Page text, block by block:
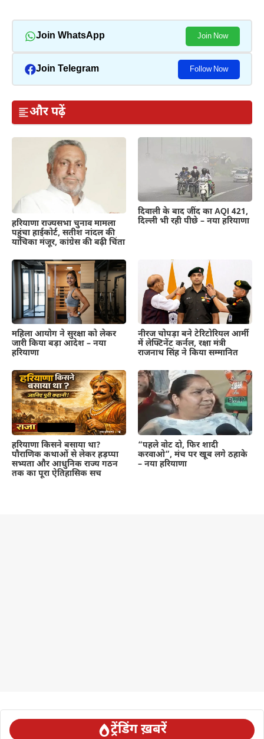
Join WhatsApp Join Now
Join Telegram Follow Now
और पढ़ें
हरियाणा राज्यसभा चुनाव मामला
पहुंचा हाईकोर्ट, सतीश नांदल की
याचिका मंजूर, कांग्रेस की बढ़ी चिंता
दिवाली के बाद जींद का AQI 421,
दिल्ली भी रही पीछे – नया हरियाणा
महिला आयोग ने सुरक्षा को लेकर
जारी किया बड़ा आदेश – नया
हरियाणा
नीरज चोपड़ा बने टेरिटोरियल आर्मी
में लेफ्टिनेंट कर्नल, रक्षा मंत्री
राजनाथ सिंह ने किया सम्मानित
हरियाणा किसने बसाया था?
पौराणिक कथाओं से लेकर हड़प्पा
सभ्यता और आधुनिक राज्य गठन
तक का पूरा ऐतिहासिक सच
“पहले वोट दो, फिर शादी
करवाओ”, मंच पर खूब लगे ठहाके
– नया हरियाणा
ट्रेंडिंग ख़बरें